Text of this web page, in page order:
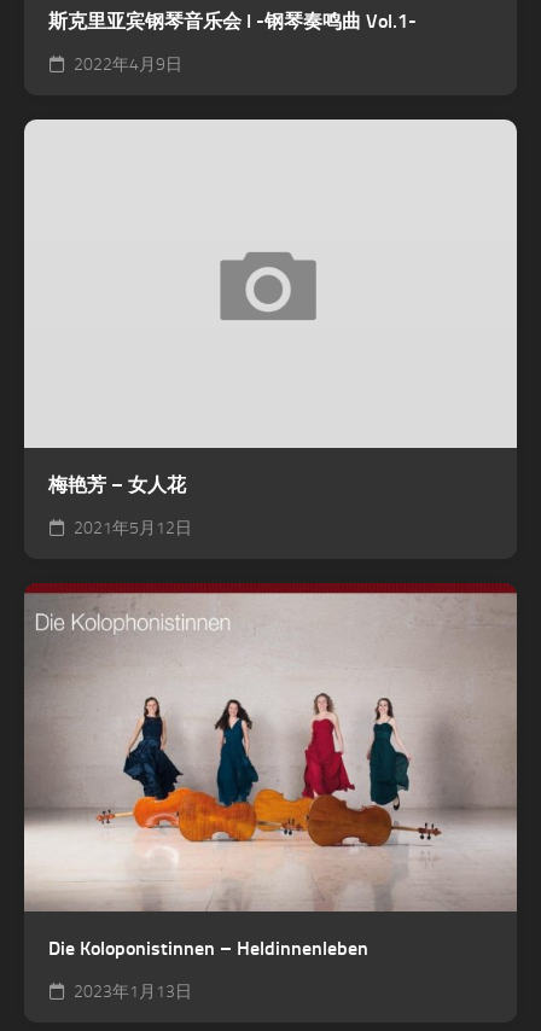
斯克里亚宾钢琴音乐会 I -钢琴奏鸣曲 Vol.1-
2022年4月9日
梅艳芳 – 女人花
2021年5月12日
Die Koloponistinnen – Heldinnenleben
2023年1月13日